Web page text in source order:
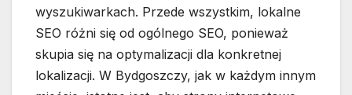
wyszukiwarkach. Przede wszystkim, lokalne
SEO różni się od ogólnego SEO, ponieważ
skupia się na optymalizacji dla konkretnej
lokalizacji. W Bydgoszczy, jak w każdym innym